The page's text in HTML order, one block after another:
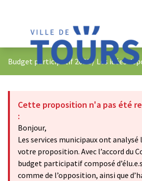
Budget participatif 2022/ Les idées
Cette proposition n'a pas été
:
Bonjour,
Les services municipaux ont
votre proposition. Avec l’accord du
budget participatif composé
comme de l’opposition, ainsi que